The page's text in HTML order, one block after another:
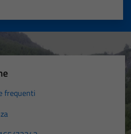
stelle su 5
su 5
5
frequenti